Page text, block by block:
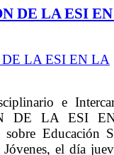
DE LA ESI
e
DE LA ESI
Educación
el día